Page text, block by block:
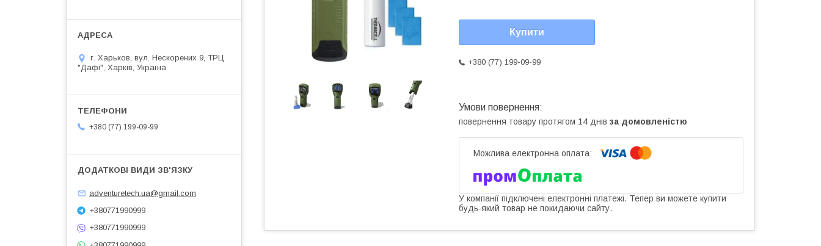
Купити
+380 (77) 199-09-99
повернення товару протягом 14 днів за домовленістю
У компанії підключені електронні платежі. Тепер ви можете купити
будь-який товар не покидаючи сайту.
г. Харьков, вул. Нескорених 9, ТРЦ
"Дафі", Харків, Україна
+380 (77) 199-09-99
adventuretech.ua@gmail.com
+380771990999
+380771990999